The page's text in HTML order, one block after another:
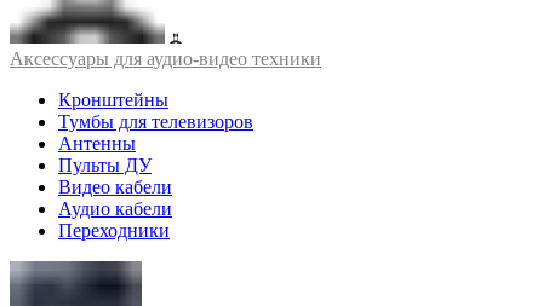
Аксессуары для аудио-видео техники
Кронштейны
Тумбы для телевизоров
Антенны
Пульты ДУ
Видео кабели
Аудио кабели
Переходники